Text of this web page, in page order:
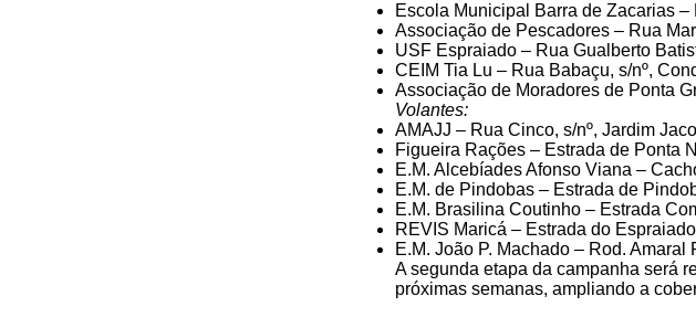
Escola Municipal Barra de Zacarias
Associação de Pescadores – Rua
USF Espraiado – Rua Gualberto
CEIM Tia Lu – Rua Babaçu, s/nº,
Associação de Moradores de Ponta
Volantes:
AMAJJ – Rua Cinco, s/nº, Jardim
Figueira Rações – Estrada de Ponta
E.M. Alcebíades Afonso Viana –
E.M. de Pindobas – Estrada de
E.M. Brasilina Coutinho – Estrada
REVIS Maricá – Estrada do
E.M. João P. Machado – Rod.
A segunda etapa da campanha será
próximas semanas, ampliando a